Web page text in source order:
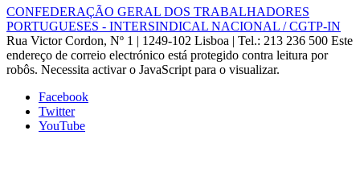
CONFEDERAÇÃO GERAL DOS TRABALHADORES
PORTUGUESES - INTERSINDICAL NACIONAL / CGTP-IN
Rua Victor Cordon, Nº 1 | 1249-102 Lisboa | Tel.: 213 236 500 Este
endereço de correio electrónico está protegido contra leitura por
robôs. Necessita activar o JavaScript para o visualizar.
Facebook
Twitter
YouTube